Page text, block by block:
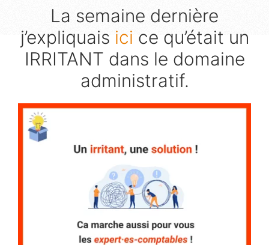
La semaine dernière
j’expliquais ici ce qu’était un
IRRITANT dans le domaine
administratif.